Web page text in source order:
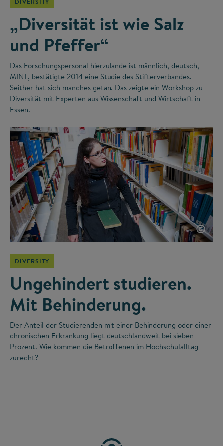
„Diversität ist wie Salz
und Pfeffer“
Das Forschungspersonal hierzulande ist männlich, deutsch,
MINT, bestätigte 2014 eine Studie des Stifterverbandes.
Seither hat sich manches getan. Das zeigte ein Workshop zu
Diversität mit Experten aus Wissenschaft und Wirtschaft in
Essen.
©
DIVERSITY
Ungehindert studieren.
Mit Behinderung.
Der Anteil der Studierenden mit einer Behinderung oder einer
chronischen Erkrankung liegt deutschlandweit bei sieben
Prozent. Wie kommen die Betroffenen im Hochschulalltag
zurecht?